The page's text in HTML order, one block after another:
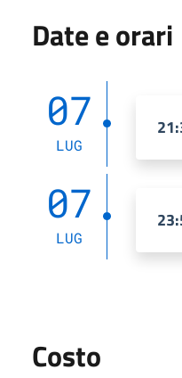
Date e orari
07
LUG
07
LUG
Costo